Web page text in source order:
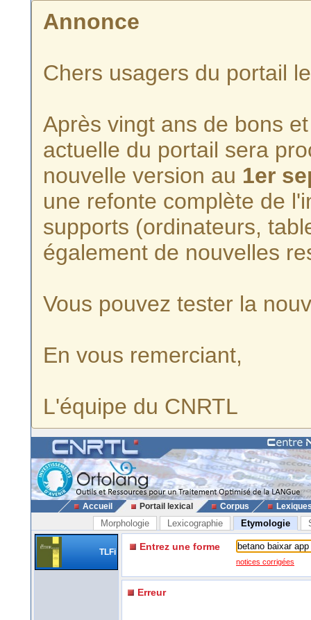
Annonce
Chers usagers du portail
Après vingt ans de bons
actuelle du portail sera
nouvelle version au 1er
une refonte complète de
supports (ordinateurs,
également de nouvelles
Vous pouvez tester la
En vous remerciant,
L'équipe du CNRTL
Accueil Portail lexical Corpus
Morphologie Lexicographie Etymologie
TLFi Entrez une forme
notices corrigées
Erreur